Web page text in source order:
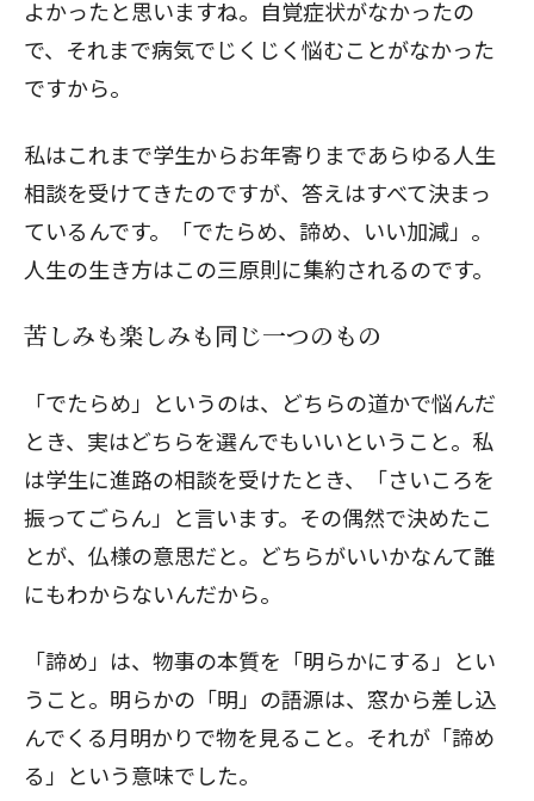
よかったと思いますね。自覚症状がなかったの
で、それまで病気でじくじく悩むことがなかった
ですから。
私はこれまで学生からお年寄りまであらゆる人生
相談を受けてきたのですが、答えはすべて決まっ
ているんです。「でたらめ、諦め、いい加減」。
人生の生き方はこの三原則に集約されるのです。
苦しみも楽しみも同じ一つのもの
「でたらめ」というのは、どちらの道かで悩んだ
とき、実はどちらを選んでもいいということ。私
は学生に進路の相談を受けたとき、「さいころを
振ってごらん」と言います。その偶然で決めたこ
とが、仏様の意思だと。どちらがいいかなんて誰
にもわからないんだから。
「諦め」は、物事の本質を「明らかにする」とい
うこと。明らかの「明」の語源は、窓から差し込
んでくる月明かりで物を見ること。それが「諦め
る」という意味でした。